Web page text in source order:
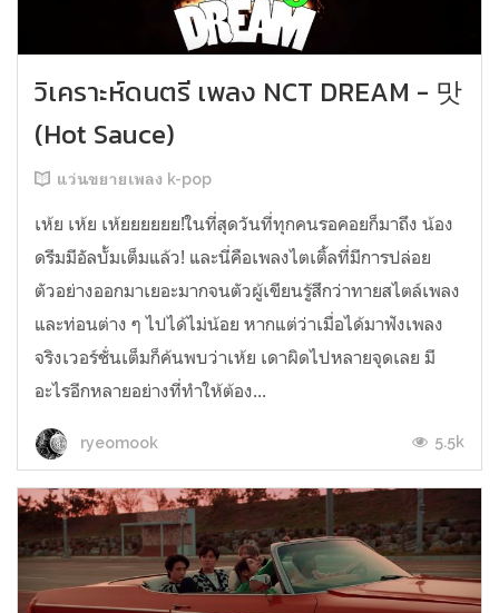
วิเคราะห์ดนตรี เพลง NCT DREAM - 맛
(Hot Sauce)
แว่นขยายเพลง k-pop
เห้ย เห้ย เห้ยยยยยย!ในที่สุดวันที่ทุกคนรอคอยก็มาถึง น้อง
ดรีมมีอัลบั้มเต็มแล้ว! และนี่คือเพลงไตเติ้ลที่มีการปล่อย
ตัวอย่างออกมาเยอะมากจนตัวผู้เขียนรู้สึกว่าทายสไตล์เพลง
และท่อนต่าง ๆ ไปได้ไม่น้อย หากแต่ว่าเมื่อได้มาฟังเพลง
จริงเวอร์ชั่นเต็มก็ค้นพบว่าเห้ย เดาผิดไปหลายจุดเลย มี
อะไรอีกหลายอย่างที่ทำให้ต้อง...
ryeomook 5.5k